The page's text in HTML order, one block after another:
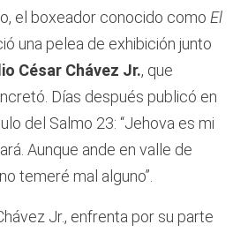
el boxeador conocido como El
una pelea de exhibición junto
César Chávez Jr., que
Días después publicó en
del Salmo 23: “Jehova es mi
Aunque ande en valle de
temeré mal alguno”.
Jr., enfrenta por su parte